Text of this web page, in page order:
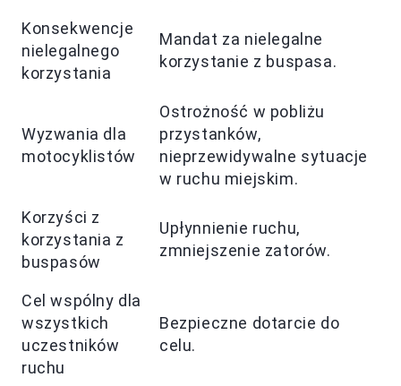
Konsekwencje
nielegalnego
korzystania
Mandat za nielegalne
korzystanie z buspasa.
Wyzwania dla
motocyklistów
Ostrożność w pobliżu
przystanków,
nieprzewidywalne sytuacje
w ruchu miejskim.
Korzyści z
korzystania z
buspasów
Upłynnienie ruchu,
zmniejszenie zatorów.
Cel wspólny dla
wszystkich
uczestników
ruchu
Bezpieczne dotarcie do
celu.